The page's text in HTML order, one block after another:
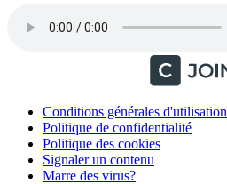
Conditions générales d'utilisation
Politique de confidentialité
Politique des cookies
Signaler un contenu
Marre des virus?